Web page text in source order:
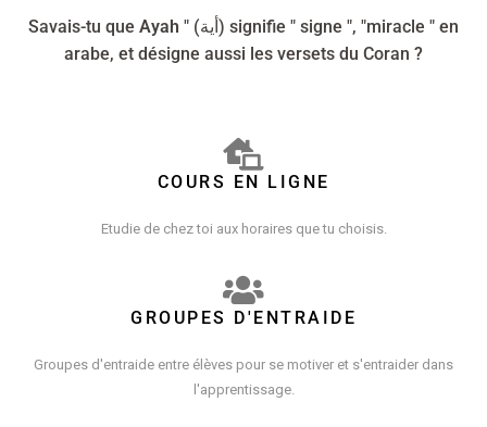
Savais-tu que Ayah " (أية) signifie " signe ", "miracle " en
arabe, et désigne aussi les versets du Coran ?
COURS EN LIGNE
Etudie de chez toi aux horaires que tu choisis.
GROUPES D'ENTRAIDE
Groupes d'entraide entre élèves pour se motiver et s'entraider dans
l'apprentissage.